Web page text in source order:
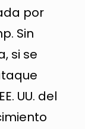
por
Sin
si se
UU. del